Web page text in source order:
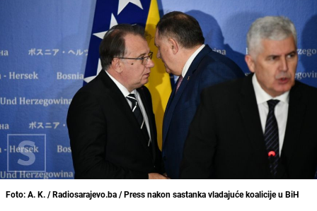
Foto: A. K. / Radiosarajevo.ba / Press nakon sastanka vladajuće koalicije u BiH